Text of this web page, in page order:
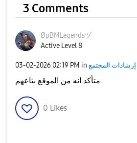
3 Comments
ØpBMLegendsヅ
Active Level 8
‎03-02-2026 02:19 PM in إرشادات المجتمع
متأكد انه من الموقع بتاعهم
0 Likes